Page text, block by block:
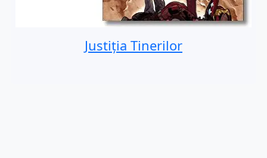
Justiția Tinerilor